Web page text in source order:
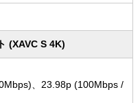
(XAVC S 4K)
、23.98p (100Mbps /